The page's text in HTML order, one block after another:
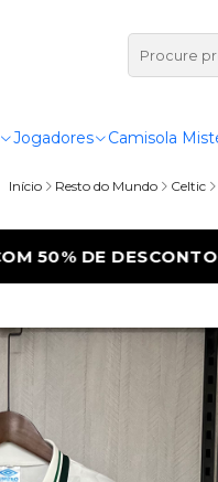
Jogadores Camisola
Início Resto do Mundo Celtic
LEVA A 2ª CAMISOLA